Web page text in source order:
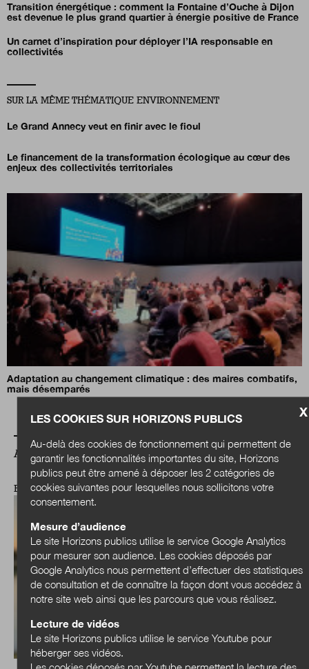
Transition énergétique : comment la Fontaine d’Ouche à Dijon
est devenue le plus grand quartier à énergie positive de France
Un carnet d’inspiration pour déployer l’IA responsable en
collectivités
SUR LA MÊME THÉMATIQUE ENVIRONNEMENT
Le Grand Annecy veut en finir avec le fioul
Le financement de la transformation écologique au cœur des
enjeux des collectivités territoriales
Adaptation au changement climatique : des maires combatifs,
mais désemparés
A LIRE AUSSI
EXPERTISES
X
LES COOKIES SUR HORIZONS PUBLICS
Au-delà des cookies de fonctionnement qui permettent de
garantir les fonctionnalités importantes du site, Horizons
publics peut être amené à déposer les 2 catégories de
cookies suivantes pour lesquelles nous sollicitons votre
consentement.
Mesure d’audience
Le site Horizons publics utilise le service Google Analytics
pour mesurer son audience. Les cookies déposés par
Google Analytics nous permettent d’effectuer des statistiques
de consultation et de connaître la façon dont vous accédez à
notre site web ainsi que les parcours que vous réalisez.
Lecture de vidéos
Le site Horizons publics utilise le service Youtube pour
héberger ses vidéos.
Les cookies déposés par Youtube permettent la lecture des